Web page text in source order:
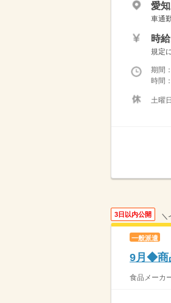
愛
車通
時
規定
期間
時間
土曜
3日以内公開 ＼
一般派遣
9月◆商
食品メーカ